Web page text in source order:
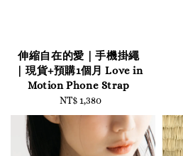
伸縮自在的愛｜手機掛繩
｜現貨+預購1個月 Love in
Motion Phone Strap
Regular
price
NT$ 1,380